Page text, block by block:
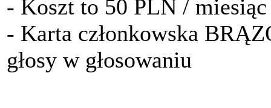
- Koszt to 50 PLN / miesiąc
- Karta członkowska
głosy w głosowaniu